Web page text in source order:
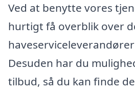
Ved at benytte vores
hurtigt få overblik over
Desuden har du
tilbud, så du kan finde